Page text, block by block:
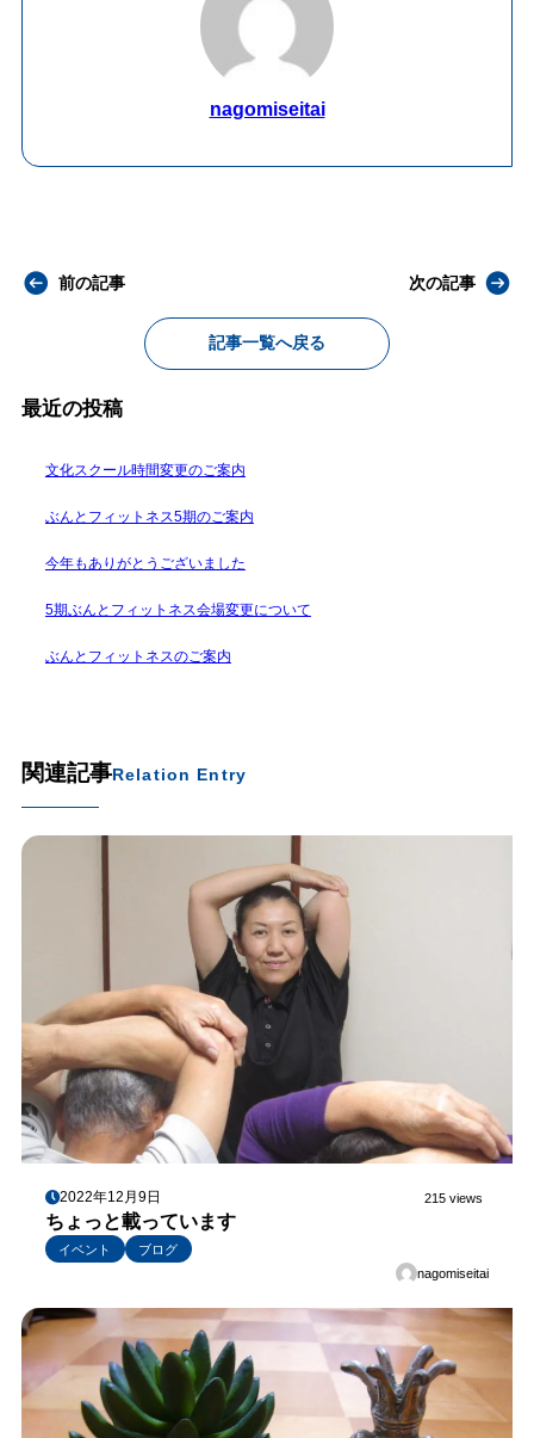
nagomiseitai
前の記事
記事一覧へ戻る
次の記事
最近の投稿
文化スクール時間変更のご案内
ぶんとフィットネス5期のご案内
今年もありがとうございました
5期ぶんとフィットネス会場変更について
ぶんとフィットネスのご案内
関連記事Relation Entry
2022年12月9日 215 views
ちょっと載っています
イベント
ブログ
nagomiseitai